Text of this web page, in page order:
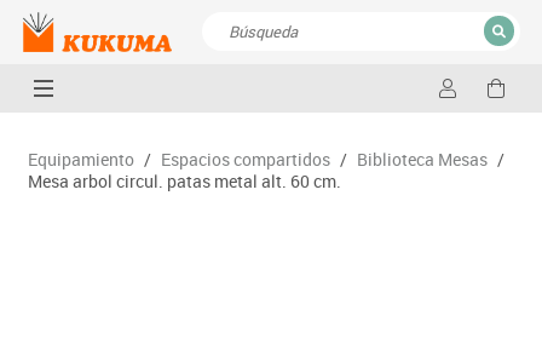
CERRAR
Equipamiento / Espacios compartidos / Biblioteca Mesas /
Mesa arbol circul. patas metal alt. 60 cm.